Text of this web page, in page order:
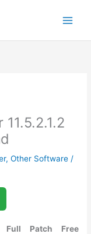
,Other Software /
Full Patch Free